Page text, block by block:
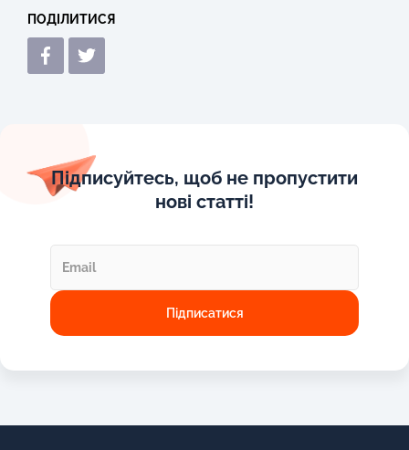
ПОДІЛИТИСЯ
Підписуйтесь, щоб не пропустити
нові статті!